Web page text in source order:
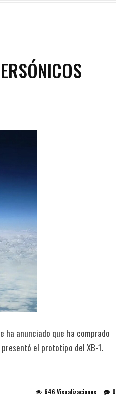
ha anunciado que ha comprado
el prototipo del XB-1.
0
646 Visualizaciones